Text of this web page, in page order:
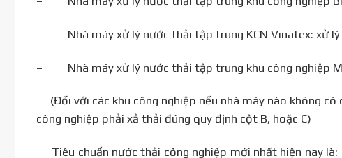
– Nhà máy xử lý nước thải tập trung KCN Vinatex: xử lý
– Nhà máy xử lý nước thải tập trung khu công nghiệp
(Đối với các khu công nghiệp nếu nhà máy nào không
công nghiệp phải xả thải đúng quy định cột B, hoặc C)
Tiêu chuẩn nước thải công nghiệp mới nhất hiện nay là: